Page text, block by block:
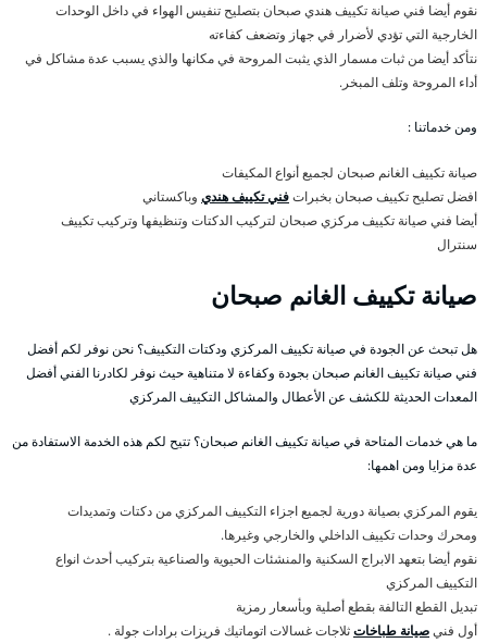
نقوم أيضا فني صيانة تكييف هندي صبحان بتصليح تنفيس الهواء في داخل الوحدات
الخارجية التي تؤدي لأضرار في جهاز وتضعف كفاءته
نتأكد أيضا من ثبات مسمار الذي يثبت المروحة في مكانها والذي يسبب عدة مشاكل في
أداء المروحة وتلف المبخر.
ومن خدماتنا :
صيانة تكييف الغانم صبحان لجميع أنواع المكيفات
افضل تصليح تكييف صبحان بخبراتفني تكييف هندي وباكستاني
أيضا فني صيانة تكييف مركزي صبحان لتركيب الدكتات وتنظيفها وتركيب تكييف
سنترال
صيانة تكييف الغانم صبحان
هل تبحث عن الجودة في صيانة تكييف المركزي ودكتات التكييف؟ نحن نوفر لكم أفضل
فني صيانة تكييف الغانم صبحان بجودة وكفاءة لا متناهية حيث نوفر لكادرنا الفني أفضل
المعدات الحديثة للكشف عن الأعطال والمشاكل التكييف المركزي
ما هي خدمات المتاحة في صيانة تكييف الغانم صبحان؟ تتيح لكم هذه الخدمة الاستفادة من
عدة مزايا ومن اهمها:
يقوم المركزي بصيانة دورية لجميع اجزاء التكييف المركزي من دكتات وتمديدات
ومحرك وحدات تكييف الداخلي والخارجي وغيرها.
نقوم أيضا بتعهد الابراج السكنية والمنشئات الحيوية والصناعية بتركيب أحدث انواع
التكييف المركزي
تبديل القطع التالفة بقطع أصلية وبأسعار رمزية
أول فنيصيانة طباخاتثلاجات غسالات اتوماتيك فريزات برادات جولة .